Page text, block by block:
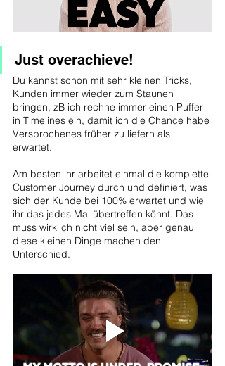
Just overachieve!
Du kannst schon mit sehr kleinen Tricks,
Kunden immer wieder zum Staunen
bringen, zB ich rechne immer einen Puffer
in Timelines ein, damit ich die Chance habe
Versprochenes früher zu liefern als
erwartet.
Am besten ihr arbeitet einmal die komplette
Customer Journey durch und definiert, was
sich der Kunde bei 100% erwartet und wie
ihr das jedes Mal übertreffen könnt. Das
muss wirklich nicht viel sein, aber genau
diese kleinen Dinge machen den
Unterschied.